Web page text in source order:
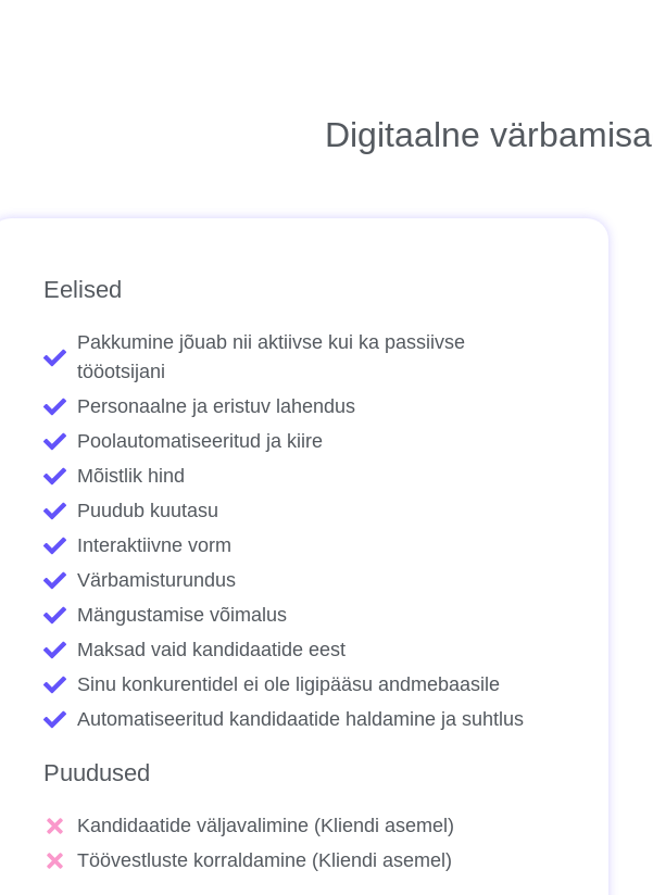
Digitaalne
Eelised
Pakkumine jõuab nii aktiivse kui ka passiivse
tööotsijani
Personaalne ja eristuv lahendus
Poolautomatiseeritud ja kiire
Mõistlik hind
Puudub kuutasu
Interaktiivne vorm
Värbamisturundus
Mängustamise võimalus
Maksad vaid kandidaatide eest
Sinu konkurentidel ei ole ligipääsu andmebaasile
Automatiseeritud kandidaatide haldamine ja suhtlus
Puudused
Kandidaatide väljavalimine (Kliendi asemel)
Töövestluste korraldamine (Kliendi asemel)